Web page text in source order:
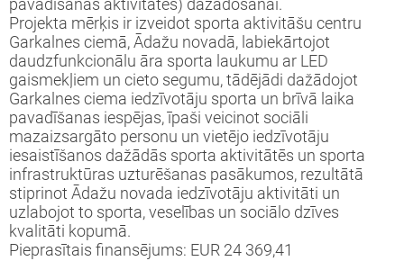
pavadīšanas aktivitātes) dažādošanai.
Projekta mērķis ir izveidot sporta aktivitāšu centru
Garkalnes ciemā, Ādažu novadā, labiekārtojot
daudzfunkcionālu āra sporta laukumu ar LED
gaismekļiem un cieto segumu, tādējādi dažādojot
Garkalnes ciema iedzīvotāju sporta un brīvā laika
pavadīšanas iespējas, īpaši veicinot sociāli
mazaizsargāto personu un vietējo iedzīvotāju
iesaistīšanos dažādās sporta aktivitātēs un sporta
infrastruktūras uzturēšanas pasākumos, rezultātā
stiprinot Ādažu novada iedzīvotāju aktivitāti un
uzlabojot to sporta, veselības un sociālo dzīves
kvalitāti kopumā.
Pieprasītais finansējums: EUR 24 369,41